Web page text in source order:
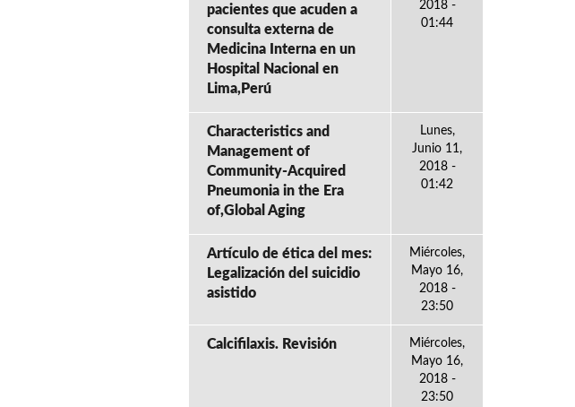
pacientes que acuden a
consulta externa de
Medicina Interna en un
Hospital Nacional en
Lima,Perú
2018 -
01:44
Characteristics and
Management of
Community-Acquired
Pneumonia in the Era
of,Global Aging
Lunes,
Junio 11,
2018 -
01:42
Artículo de ética del mes:
Legalización del suicidio
asistido
Miércoles,
Mayo 16,
2018 -
23:50
Calcifilaxis. Revisión
Miércoles,
Mayo 16,
2018 -
23:50